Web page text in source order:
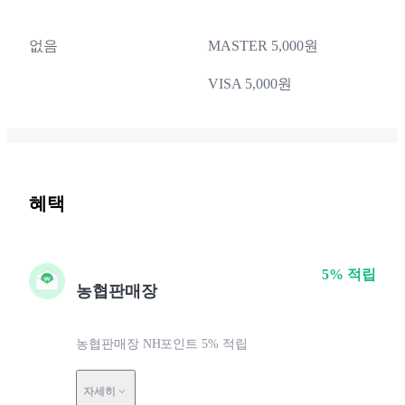
없음 MASTER 5,000원
VISA 5,000원
혜택
농협판매장
농협판매장 NH포인트 5% 적립
자세히
5% 적립